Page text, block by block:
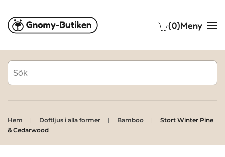
Skip to main content (0)Meny
Hem Doftljus i alla former Bamboo
Stort Winter Pine
& Cedarwood